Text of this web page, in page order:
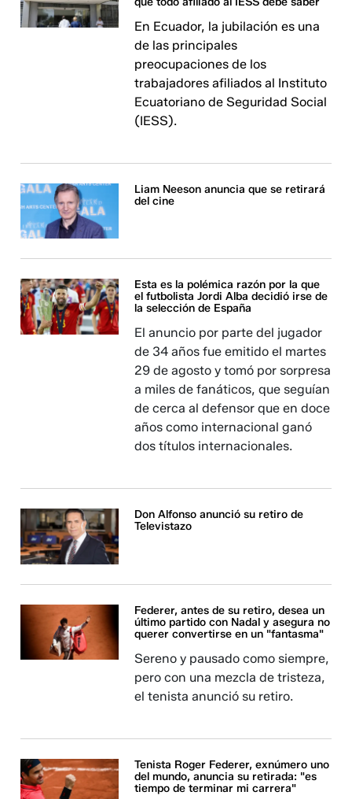
En Ecuador, la jubilación es una
de las principales
preocupaciones de los
trabajadores afiliados al Instituto
Ecuatoriano de Seguridad Social
(IESS).
Liam Neeson anuncia que se retirará
del cine
Esta es la polémica razón por la que
el futbolista Jordi Alba decidió irse de
la selección de España
El anuncio por parte del jugador
de 34 años fue emitido el martes
29 de agosto y tomó por sorpresa
a miles de fanáticos, que seguían
de cerca al defensor que en doce
años como internacional ganó
dos títulos internacionales.
Don Alfonso anunció su retiro de
Televistazo
Federer, antes de su retiro, desea un
último partido con Nadal y asegura no
querer convertirse en un "fantasma"
Sereno y pausado como siempre,
pero con una mezcla de tristeza,
el tenista anunció su retiro.
Tenista Roger Federer, exnúmero uno
del mundo, anuncia su retirada: "es
tiempo de terminar mi carrera"